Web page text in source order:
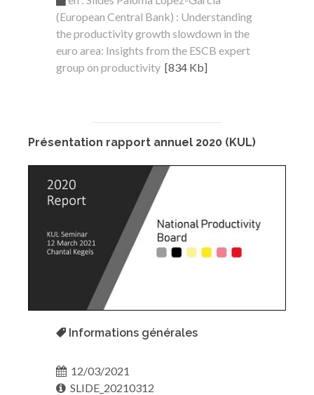
(European Central Bank) : Understanding
the productivity growth slowdown in the
euro area: Insights from the ESCB expert
group on productivity [834 Kb]
Présentation rapport annuel 2020 (KUL)
Informations générales
12/03/2021
SLIDE_20210312